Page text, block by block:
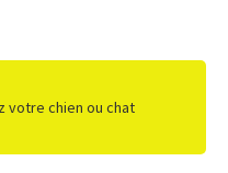
votre chien ou chat